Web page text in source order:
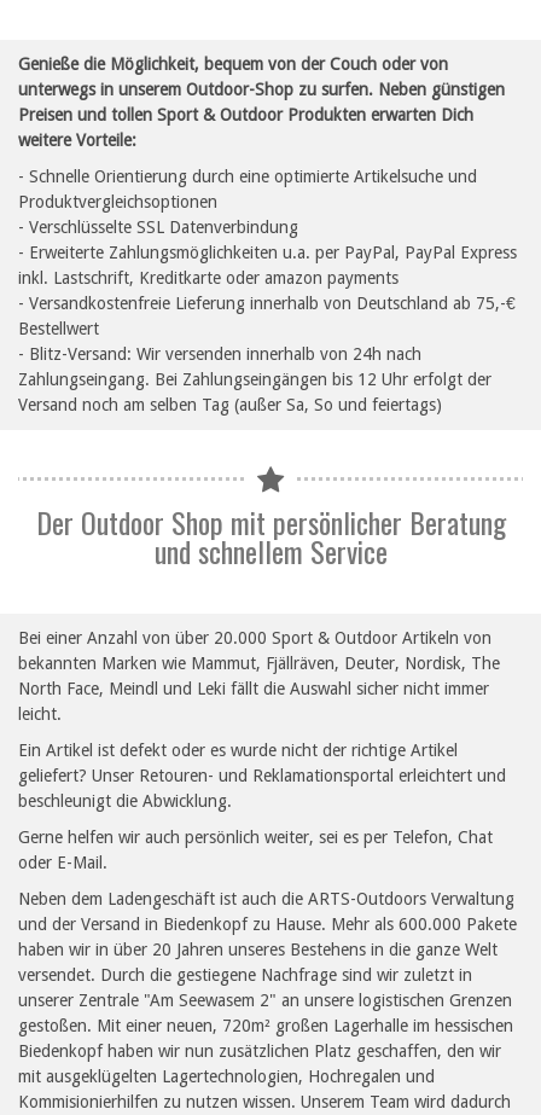
Genieße die Möglichkeit, bequem von der Couch oder von
unterwegs in unserem Outdoor-Shop zu surfen. Neben günstigen
Preisen und tollen Sport & Outdoor Produkten erwarten Dich
weitere Vorteile:
- Schnelle Orientierung durch eine optimierte Artikelsuche und
Produktvergleichsoptionen
- Verschlüsselte SSL Datenverbindung
- Erweiterte Zahlungsmöglichkeiten u.a. per PayPal, PayPal Express
inkl. Lastschrift, Kreditkarte oder amazon payments
- Versandkostenfreie Lieferung innerhalb von Deutschland ab 75,-€
Bestellwert
- Blitz-Versand: Wir versenden innerhalb von 24h nach
Zahlungseingang. Bei Zahlungseingängen bis 12 Uhr erfolgt der
Versand noch am selben Tag (außer Sa, So und feiertags)
Der Outdoor Shop mit persönlicher Beratung
und schnellem Service
Bei einer Anzahl von über 20.000 Sport & Outdoor Artikeln von
bekannten Marken wie Mammut, Fjällräven, Deuter, Nordisk, The
North Face, Meindl und Leki fällt die Auswahl sicher nicht immer
leicht.
Ein Artikel ist defekt oder es wurde nicht der richtige Artikel
geliefert? Unser Retouren- und Reklamationsportal erleichtert und
beschleunigt die Abwicklung.
Gerne helfen wir auch persönlich weiter, sei es per Telefon, Chat
oder E-Mail.
Neben dem Ladengeschäft ist auch die ARTS-Outdoors Verwaltung
und der Versand in Biedenkopf zu Hause. Mehr als 600.000 Pakete
haben wir in über 20 Jahren unseres Bestehens in die ganze Welt
versendet. Durch die gestiegene Nachfrage sind wir zuletzt in
unserer Zentrale "Am Seewasem 2" an unsere logistischen Grenzen
gestoßen. Mit einer neuen, 720m² großen Lagerhalle im hessischen
Biedenkopf haben wir nun zusätzlichen Platz geschaffen, den wir
mit ausgeklügelten Lagertechnologien, Hochregalen und
Kommisionierhilfen zu nutzen wissen. Unserem Team wird dadurch